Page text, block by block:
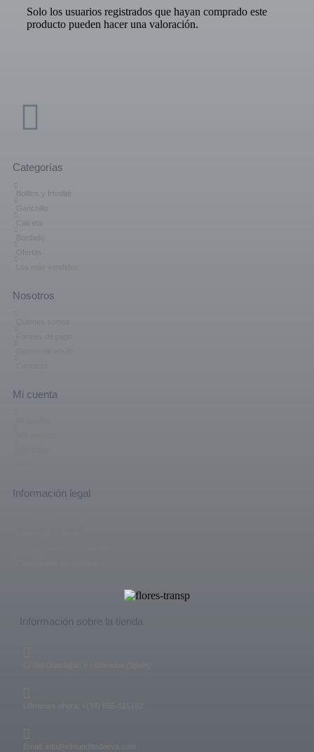
Solo los usuarios registrados que hayan comprado este
producto pueden hacer una valoración.
Categorías
Bolillos y frivolité
Ganchillo
Calceta
Bordado
Ofertas
Nosotros
Mi cuenta
Información legal
Información sobre la tienda
Email: info@elmundillodeeva.com